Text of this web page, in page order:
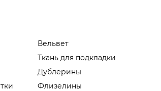
Вельвет
Ткань для подкладки
Дублерины
Флизелины